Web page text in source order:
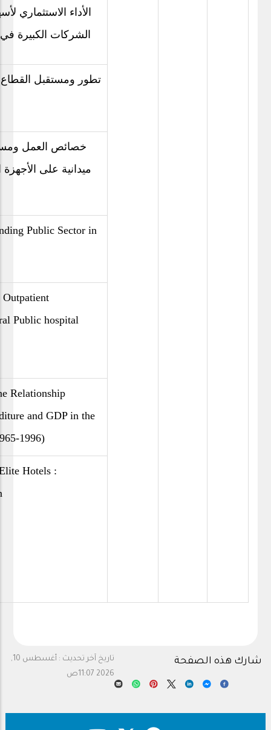
الأداء الاستثماري
الشركات الكبيرة
تطور ومستقبل القطاع
خصائص العمل
ميدانية على
Public Sector in
Public hospital
Relationship
and GDP in the
1996)
Hotels :
تاريخ آخر تحديث :
أغسطس 10,
2026 11:07ص
شارك هذه الصفحة